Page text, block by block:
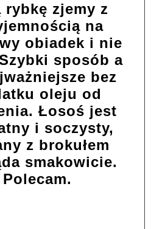
rybkę zjemy z
na
obiadek i nie
sposób a
bez
oleju od
Łosoś jest
i soczysty,
z brokułem
smakowicie.
Polecam.